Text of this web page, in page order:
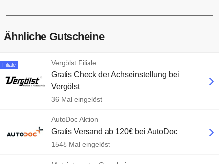
Ähnliche Gutscheine
Vergölst Filiale
Gratis Check der Achseinstellung bei
Vergölst
36 Mal eingelöst
Filiale
AutoDoc Aktion
Gratis Versand ab 120€ bei AutoDoc
1548 Mal eingelöst